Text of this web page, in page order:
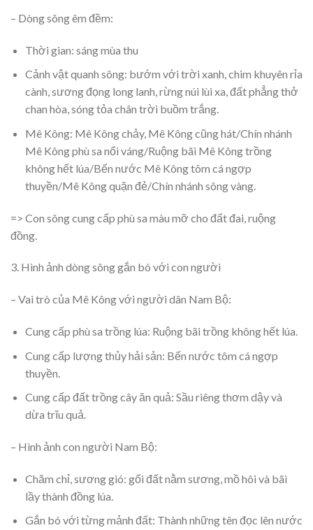
– Dòng sông êm đềm:
Thời gian: sáng mùa thu
Cảnh vật quanh sông: bướm với trời xanh, chim khuyên rỉa
cành, sương đọng long lanh, rừng núi lùi xa, đất phẳng thở
chan hòa, sóng tỏa chân trời buồm trắng.
Mê Kông: Mê Kông chảy, Mê Kông cũng hát/Chín nhánh
Mê Kông phù sa nổi váng/Ruộng bãi Mê Kông trồng
không hết lúa/Bến nước Mê Kông tôm cá ngợp
thuyền/Mê Kông quặn đẻ/Chín nhánh sông vàng.
=> Con sông cung cấp phù sa màu mỡ cho đất đai, ruộng
đồng.
3. Hình ảnh dòng sông gắn bó với con người
– Vai trò của Mê Kông với người dân Nam Bộ:
Cung cấp phù sa trồng lúa: Ruộng bãi trồng không hết lúa.
Cung cấp lượng thủy hải sản: Bến nước tôm cá ngợp
thuyền.
Cung cấp đất trồng cây ăn quả: Sầu riêng thơm dậy và
dừa trĩu quả.
– Hình ảnh con người Nam Bộ:
Chăm chỉ, sương gió: gối đất nằm sương, mồ hôi và bãi
lầy thành đồng lúa.
Gắn bó với từng mảnh đất: Thành những tên đọc lên nước